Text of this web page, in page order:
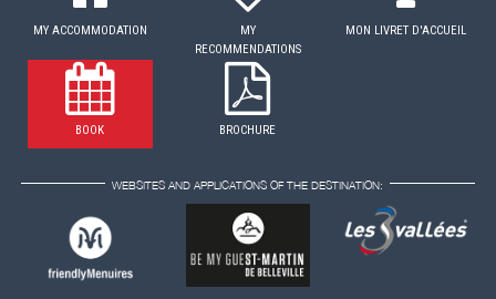
MY ACCOMMODATION
MY
RECOMMENDATIONS
MON LIVRET D'ACCUEIL
BOOK BROCHURE
WEBSITES AND APPLICATIONS OF THE DESTINATION: